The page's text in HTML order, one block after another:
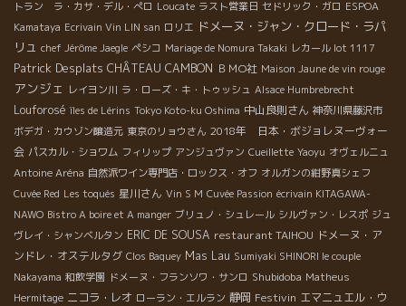
トラン ラ・カサ・デル・ぺロ Loucate ラスト営業日 セドリック・ガロ ESPOA
Kamataya Ecrivain Vin LIN san ロリエ ドメーヌ・ジャン・クロード・ラパ
リュ chef Jérôme Jaegle ペシコ Mariage de Nomura Takaki レカール lot 1117
Patrick Desplats CHÂTEAU CAMBON ＢＭО社 Maison Jaune de vin rouge
アンジェ レイヨン川 ラ・ローズ・キ・トゥッシュ Alsace Humbrebrecht
Louforosé îles de Lérins Tokyo Koto-ku Oshima 中山良則さん 神奈川県藤沢市
ボデガ・カウゾン醸造元 東京のリョウさん 2018年 日本・ボジョレヌーヴォー
会 パスカル・ショワム フィリップ アンジュヴァン Cueillette Yaoyu オヴェルニュ
Antoine Aréna 自然派ワイン専門店・ロックス・オフ オルガンの紺野真シェフ
Cuvée Red Les toqués 星川さん Vin S M Cuvée Passion écrivain KITAGAWA-
NAWO Bistro A boire et A manger ブリュノ・シュレール シルヴァン・レスポ ジュ
ヴレイ・シャンベルタン ERIC DE SOUSA restaurant TAIHOU ドメーヌ・ア
ンドレ・オステルタグ Clos Baquey Mas Lau Sumiyaki SHINORI le couple
Nakayama 和飲学園 ドメーヌ・フランソワ・サンロ Shubidoba Matheus
Hermitage ニコラ・レオ ローラン・エルラン 静岡 Festivin エマニュエル・ウ